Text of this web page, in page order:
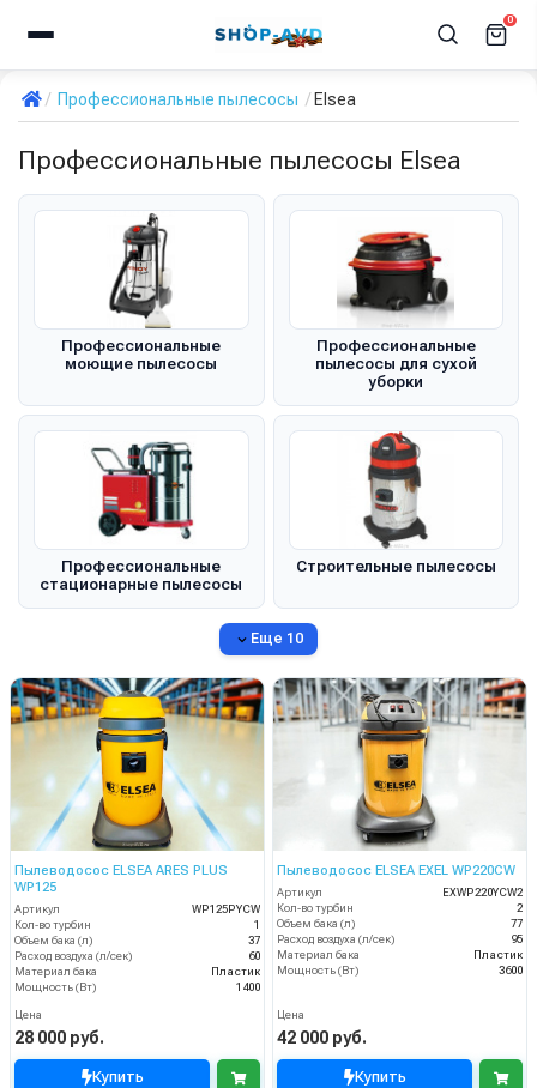
0
Профессиональные пылесосы Elsea
Профессиональные пылесосы Elsea
Профессиональные
моющие пылесосы
Профессиональные
пылесосы для сухой
уборки
Профессиональные
стационарные пылесосы
Строительные пылесосы
Еще 10
Пылеводосос ELSEA ARES PLUS
WP125
Артикул
WP125PYCW
Кол-во турбин
1
Объем бака (л)
37
Расход воздуха (л/сек)
60
Материал бака
Пластик
Мощность (Вт)
1400
Цена
28 000 руб.
Купить
Пылеводосос ELSEA EXEL WP220CW
Артикул
EXWP220YCW2
Кол-во турбин
2
Объем бака (л)
77
Расход воздуха (л/сек)
95
Материал бака
Пластик
Мощность (Вт)
3600
Цена
42 000 руб.
Купить